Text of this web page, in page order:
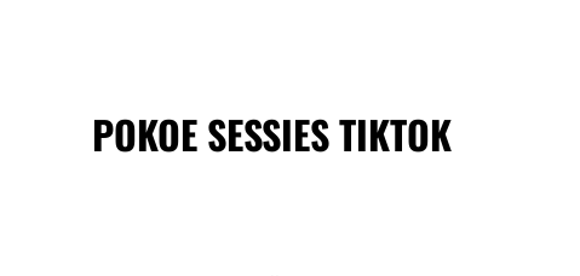
POKOE SESSIES TIKTOK